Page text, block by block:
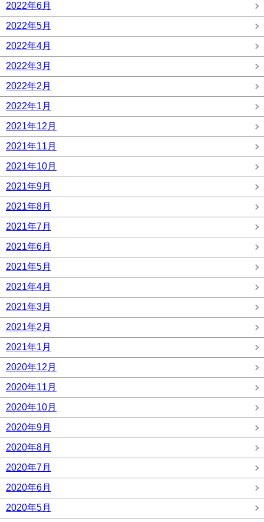
2022年6月
2022年5月
2022年4月
2022年3月
2022年2月
2022年1月
2021年12月
2021年11月
2021年10月
2021年9月
2021年8月
2021年7月
2021年6月
2021年5月
2021年4月
2021年3月
2021年2月
2021年1月
2020年12月
2020年11月
2020年10月
2020年9月
2020年8月
2020年7月
2020年6月
2020年5月